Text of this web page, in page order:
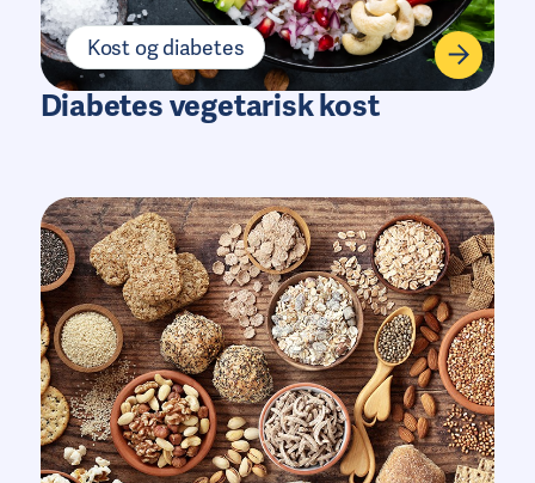
Kost og diabetes
Diabetes vegetarisk kost